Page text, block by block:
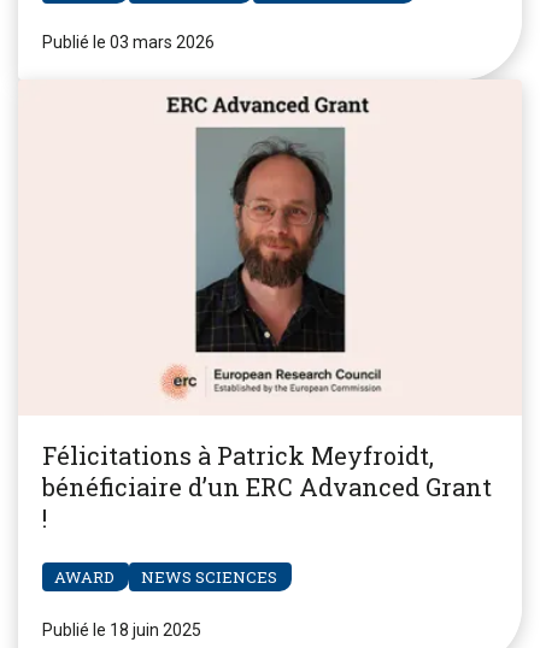
Publié le 03 mars 2026
Félicitations à Patrick Meyfroidt,
bénéficiaire d’un ERC Advanced Grant
!
AWARD NEWS SCIENCES
Publié le 18 juin 2025